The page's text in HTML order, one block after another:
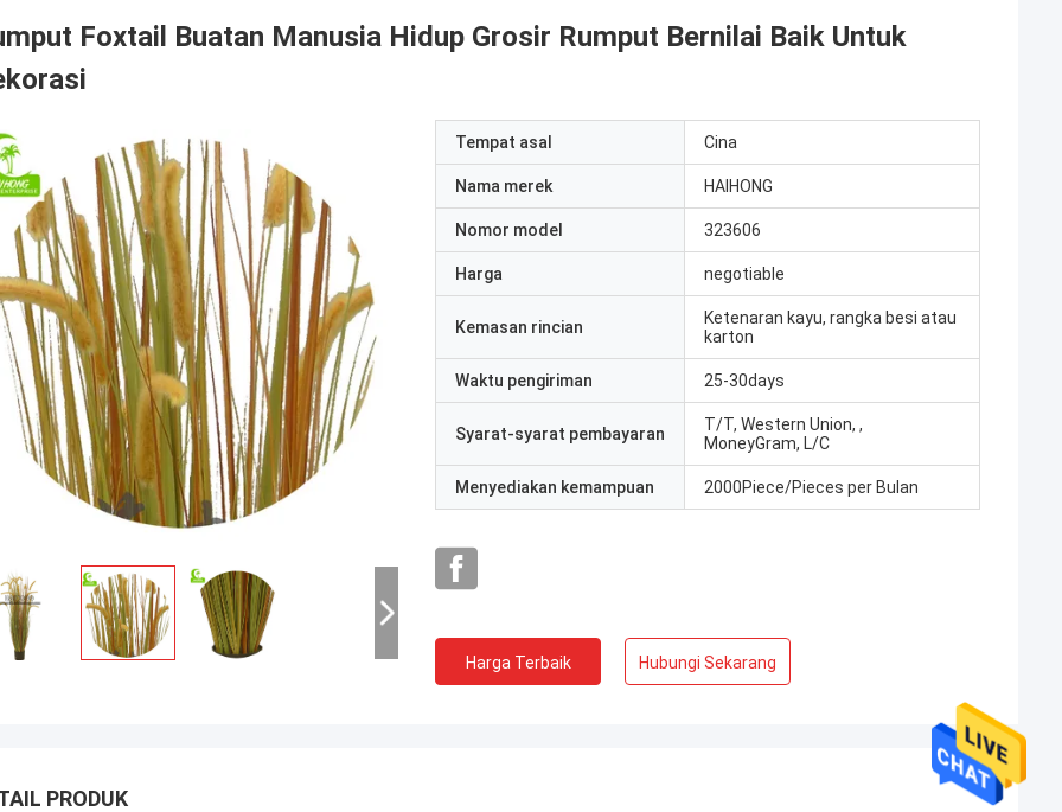
Foxtail Buatan Manusia Hidup Grosir Rumput Bernilai Baik Untuk
Tempat asal Cina
Nama merek HAIHONG
Nomor model 323606
Harga negotiable
Kemasan rincian
Ketenaran kayu, rangka besi atau
karton
Waktu pengiriman 25-30days
Syarat-syarat pembayaran
T/T, Western Union, ,
MoneyGram, L/C
Menyediakan kemampuan 2000Piece/Pieces per Bulan
Harga Terbaik Hubungi Sekarang
PRODUK